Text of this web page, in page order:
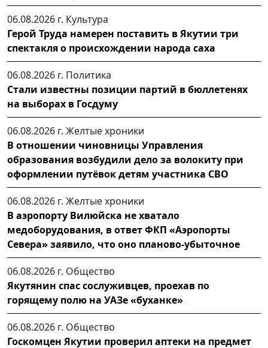
06.08.2026 г. Культура
Герой Труда намерен поставить в Якутии три
спектакля о происхождении народа саха
06.08.2026 г. Политика
Стали известны позиции партий в бюллетенях
на выборах в Госдуму
06.08.2026 г. Желтые хроники
В отношении чиновницы Управления
образования возбудили дело за волокиту при
оформлении путёвок детям участника СВО
06.08.2026 г. Желтые хроники
В аэропорту Вилюйска не хватало
медоборудования, в ответ ФКП «Аэропорты
Севера» заявило, что оно планово-убыточное
06.08.2026 г. Общество
Якутянин спас сослуживцев, проехав по
горящему полю на УАЗе «буханке»
06.08.2026 г. Общество
Госкомцен Якутии проверил аптеки на предмет